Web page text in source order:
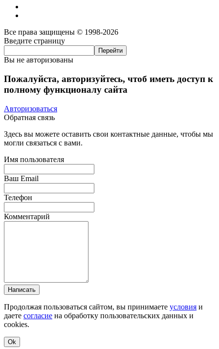
Все права защищены © 1998-2026
Введите страницу
Вы не авторизованы
Пожалуйста, авторизуйтесь, чтоб иметь доступ к
полному функционалу сайта
Авторизоваться
Обратная связь
Здесь вы можете оставить свои контактные данные, чтобы мы
могли связаться с вами.
Имя пользователя
Ваш Email
Телефон
Комментарий
Написать
Продолжая пользоваться сайтом, вы принимаете условия и
даете согласие на обработку пользовательских данных и
cookies.
Ok